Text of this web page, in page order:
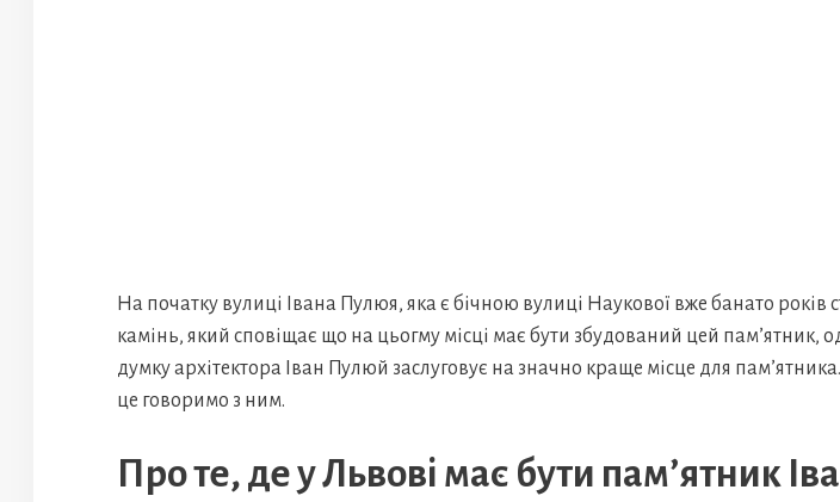
На початку вулиці Івана Пулюя, яка є бічною вулиці Наукової вже банато років
камінь, який сповіщає що на цьогму місці має бути збудований цей пам’ятник,
думку архітектора Іван Пулюй заслуговує на значно краще місце для
це говоримо з ним.
Про те, де у Львові має бути пам’ятник